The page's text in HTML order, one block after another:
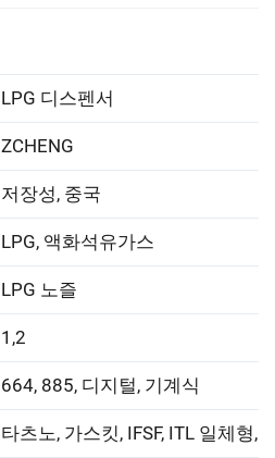
LPG 디스펜서
ZCHENG
저장성, 중국
LPG, 액화석유가스
LPG 노즐
1,2
664, 885, 디지털, 기계식
타츠노, 가스킷, IFSF, ITL 일체형,